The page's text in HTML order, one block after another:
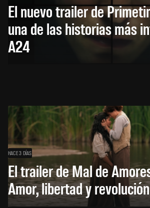
El nuevo trailer de
una de las historias más
A24
HACE 3 DÍAS
El trailer de Mal de
Amor, libertad y revolución